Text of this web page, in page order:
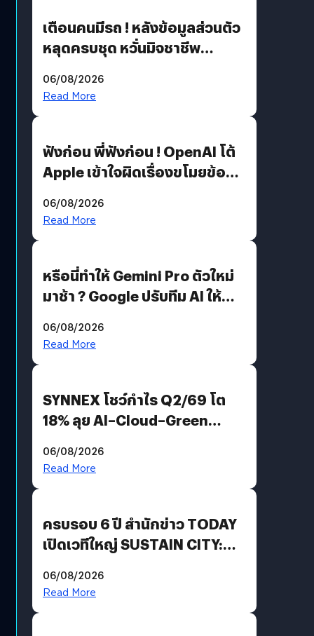
เตือนคนมีรถ ! หลังข้อมูลส่วนตัว
หลุดครบชุด หวั่นมิจชาชีพ
รหัสผ่านหลุด ไม่ใช่แฮ็กเกอร์
06/08/2026
Read More
ฟังก่อน พี่ฟังก่อน ! OpenAI โต้
Apple เข้าใจผิดเรื่องขโมยข้อมูล
06/08/2026
Read More
หรือนี่ทำให้ Gemini Pro ตัวใหม่
มาช้า ? Google ปรับทีม AI ให้
AGI
06/08/2026
Read More
SYNNEX โชว์กำไร Q2/69 โต
18% ลุย AI–Cloud–Green
Revenue เร่งเครื่อง New
06/08/2026
Read More
ครบรอบ 6 ปี สำนักข่าว TODAY
เปิดเวทีใหญ่ SUSTAIN CITY:
แนวทางปรับตัวสู่เศรษฐกิจสี
06/08/2026
Read More